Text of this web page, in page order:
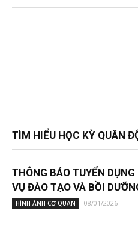
TÌM HIỂU HỌC KỲ QUÂN
THÔNG BÁO TUYỂN
VỤ ĐÀO TẠO VÀ BỒI
HÌNH ẢNH CƠ QUAN 08/01/2026